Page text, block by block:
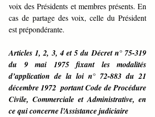
voix des Présidents et membres présents. En
cas de partage des voix, celle du Président
est prépondérante.
Articles 1, 2, 3, 4 et 5 du Décret n° 75-319
du 9 mai 1975 fixant les modalités
d’application de la loi n° 72-883 du 21
décembre 1972  portant Code de Procédure
Civile, Commerciale et Administrative, en
ce qui concerne l’Assistance judiciaire